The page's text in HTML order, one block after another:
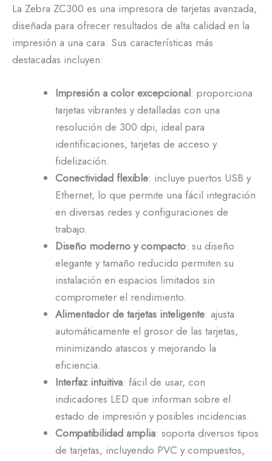
La Zebra ZC300 es una impresora de tarjetas avanzada,
diseñada para ofrecer resultados de alta calidad en la
impresión a una cara. Sus características más
destacadas incluyen:
Impresión a color excepcional: proporciona
tarjetas vibrantes y detalladas con una
resolución de 300 dpi, ideal para
identificaciones, tarjetas de acceso y
fidelización.
Conectividad flexible: incluye puertos USB y
Ethernet, lo que permite una fácil integración
en diversas redes y configuraciones de
trabajo.
Diseño moderno y compacto: su diseño
elegante y tamaño reducido permiten su
instalación en espacios limitados sin
comprometer el rendimiento.
Alimentador de tarjetas inteligente: ajusta
automáticamente el grosor de las tarjetas,
minimizando atascos y mejorando la
eficiencia.
Interfaz intuitiva: fácil de usar, con
indicadores LED que informan sobre el
estado de impresión y posibles incidencias.
Compatibilidad amplia: soporta diversos tipos
de tarjetas, incluyendo PVC y compuestos,